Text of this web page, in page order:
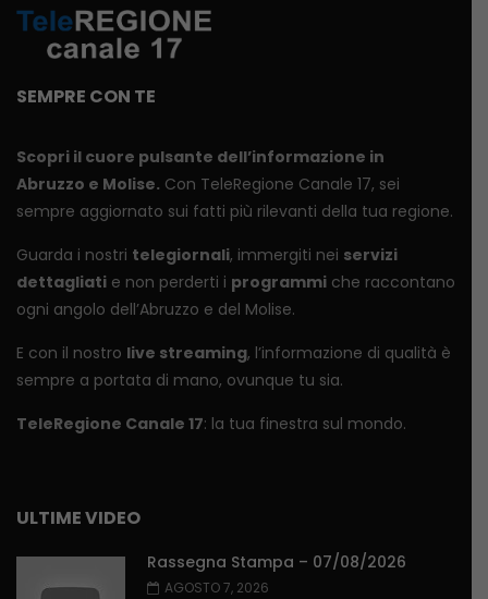
SEMPRE CON TE
Scopri il cuore pulsante dell’informazione in
Abruzzo e Molise. Con TeleRegione Canale 17, sei
sempre aggiornato sui fatti più rilevanti della tua regione.
Guarda i nostri telegiornali, immergiti nei servizi
dettagliati e non perderti i programmi che raccontano
ogni angolo dell’Abruzzo e del Molise.
E con il nostro live streaming, l’informazione di qualità è
sempre a portata di mano, ovunque tu sia.
TeleRegione Canale 17: la tua finestra sul mondo.
ULTIME VIDEO
Rassegna Stampa – 07/08/2026
AGOSTO 7, 2026